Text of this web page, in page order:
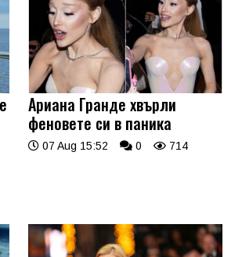
Ариана Гранде хвърли
феновете си в паника
07 Aug 15:52 0 714